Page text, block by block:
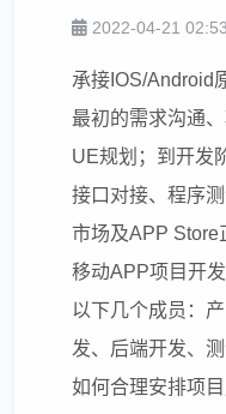
2022-04-21
承接IOS/Android
最初的需求沟通
UE规划；到开发
接口对接、程序
市场及APP Store
移动APP项目开
以下几个成员：
发、后端开发、测
如何合理安排项